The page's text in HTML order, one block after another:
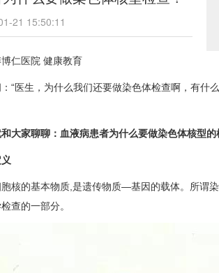
21 15:50:11
仁医院 健康教育
“医生，为什么我们还要做染色体检查啊，有什
大家聊聊：血液病患者为什么要做染色体核型的
核的基本物质,是遗传物质—基因的载体。所谓
查的一部分。